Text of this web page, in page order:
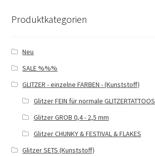
Produktkategorien
Neu
SALE %%%
GLITZER - einzelne FARBEN - (Kunststoff)
Glitzer FEIN für normale GLITZERTATTOOS
Glitzer GROB 0,4 - 2,5 mm
Glitzer CHUNKY & FESTIVAL & FLAKES
Glitzer SETS (Kunststoff)